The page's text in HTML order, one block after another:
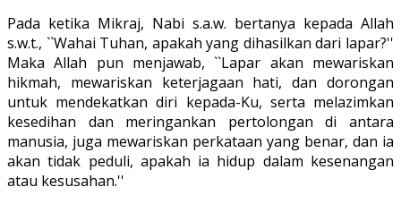
Pada ketika Mikraj, Nabi s.a.w. bertanya kepada Allah
s.w.t., ``Wahai Tuhan, apakah yang dihasilkan dari lapar?''
Maka Allah pun menjawab, ``Lapar akan mewariskan
hikmah, mewariskan keterjagaan hati, dan dorongan
untuk mendekatkan diri kepada-Ku, serta melazimkan
kesedihan dan meringankan pertolongan di antara
manusia, juga mewariskan perkataan yang benar, dan ia
akan tidak peduli, apakah ia hidup dalam kesenangan
atau kesusahan.''